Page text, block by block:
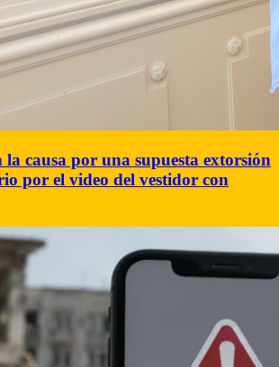
la causa por una supuesta extorsión
por el video del vestidor con